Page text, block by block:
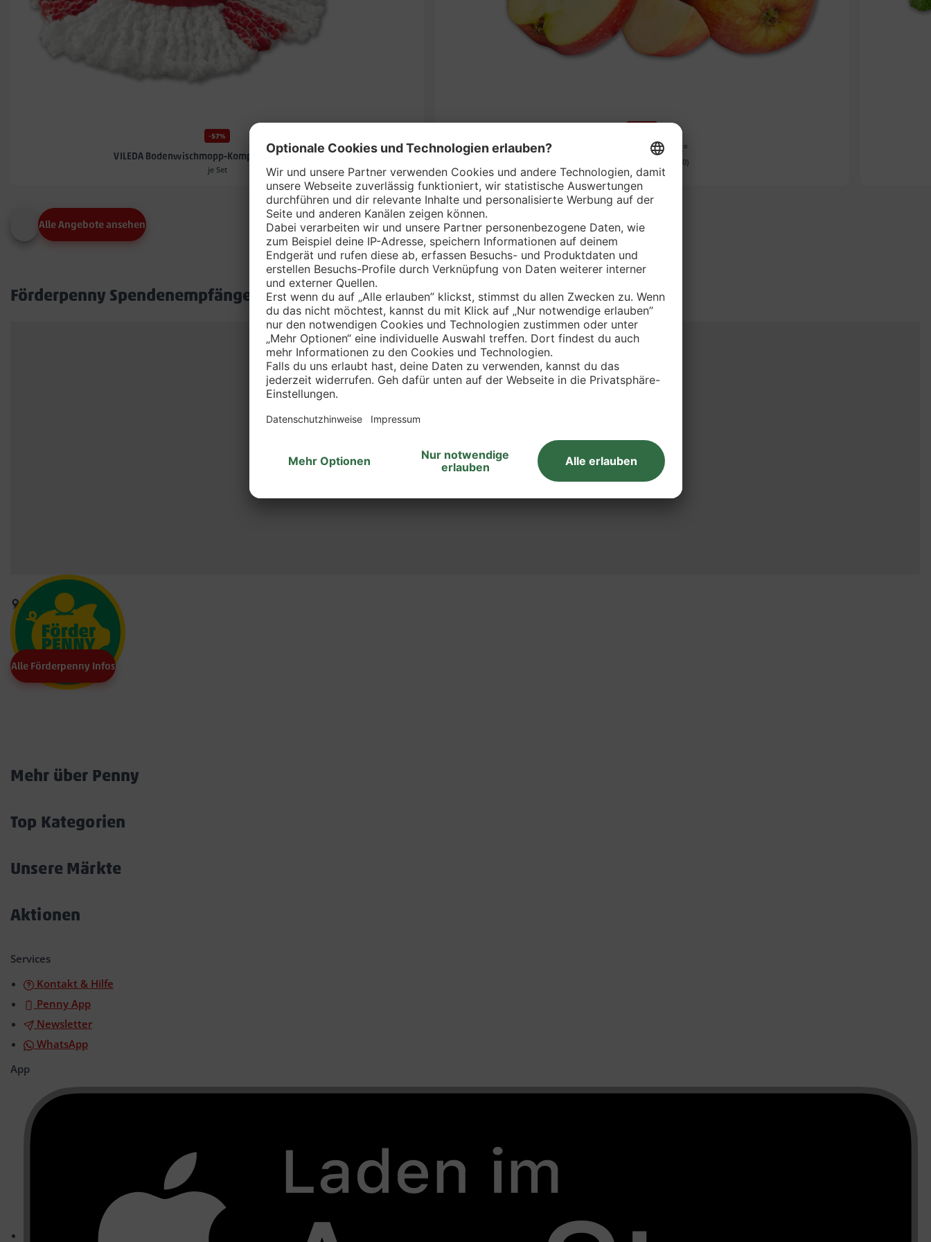
-57%
VILEDA Bodenwischmopp-Komplett-Set TURBO*
je Set
Deutsche rote Äpfel*
je 2-kg-Beutel (1 kg = 0.90)
Alle Angebote ansehen
Förderpenny Spendenempfänger in deinem Markt
Alle Förderpenny Infos
Mehr über Penny
Top Kategorien
Unsere Märkte
Aktionen
Services
Kontakt & Hilfe
Penny App
Newsletter
WhatsApp
App